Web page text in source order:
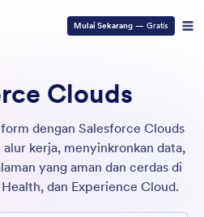
Mulai Sekarang — Gratis
Clouds
dengan Salesforce Clouds
kerja, menyinkronkan data,
yang aman dan cerdas di
dan Experience Cloud.